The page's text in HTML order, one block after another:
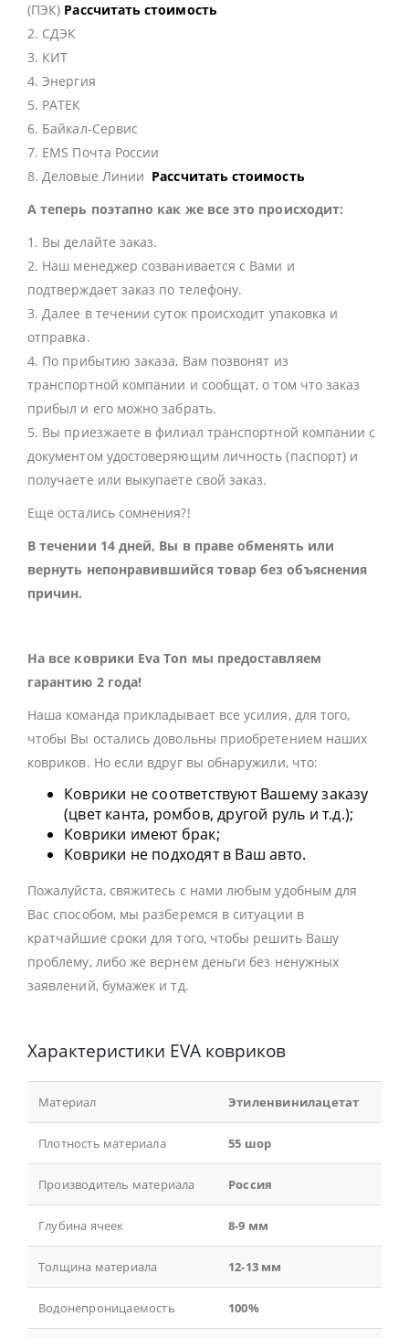
(ПЭК) Рассчитать стоимость
2. СДЭК
3. КИТ
4. Энергия
5. РАТЕК
6. Байкал-Сервис
7. EMS Почта России
8. Деловые Линии Рассчитать стоимость
А теперь поэтапно как же все это происходит:
1. Вы делайте заказ.
2. Наш менеджер созванивается с Вами и
подтверждает заказ по телефону.
3. Далее в течении суток происходит упаковка и
отправка.
4. По прибытию заказа, Вам позвонят из
транспортной компании и сообщат, о том что заказ
прибыл и его можно забрать.
5. Вы приезжаете в филиал транспортной компании с
документом удостоверяющим личность (паспорт) и
получаете или выкупаете свой заказ.
Еще остались сомнения?!
В течении 14 дней, Вы в праве обменять или
вернуть непонравившийся товар без объяснения
причин.
На все коврики Eva Ton мы предоставляем
гарантию 2 года!
Наша команда прикладывает все усилия, для того,
чтобы Вы остались довольны приобретением наших
ковриков. Но если вдруг вы обнаружили, что:
Коврики не соответствуют Вашему заказу
(цвет канта, ромбов, другой руль и т.д.);
Коврики имеют брак;
Коврики не подходят в Ваш авто.
Пожалуйста, свяжитесь с нами любым удобным для
Вас способом, мы разберемся в ситуации в
кратчайшие сроки для того, чтобы решить Вашу
проблему, либо же вернем деньги без ненужных
заявлений, бумажек и тд.
Характеристики EVA ковриков
Материал Этиленвинилацетат
Плотность материала 55 шор
Производитель материала Россия
Глубина ячеек 8-9 мм
Толщина материала 12-13 мм
Водонепроницаемость 100%